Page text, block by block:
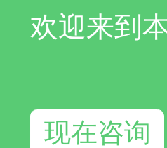
欢迎来到
现在咨询